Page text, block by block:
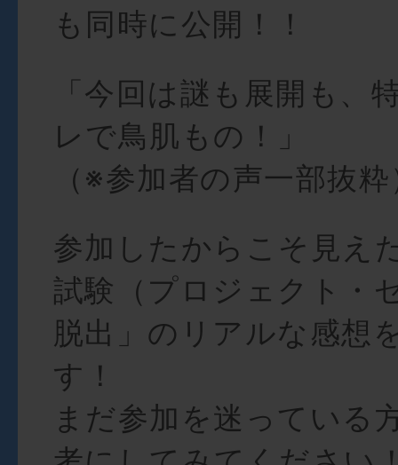
も同時に公開！！
「今回は謎も展開も、
レで鳥肌もの！」
（※参加者の声一部抜
参加したからこそ見え
試験（プロジェクト・
脱出」のリアルな感想
す！
まだ参加を迷っている